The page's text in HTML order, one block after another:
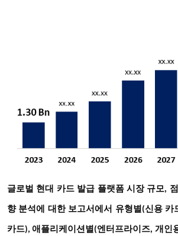
글로벌 현대 카드 발급 플랫폼 시장 규모,
향 분석에 대한 보고서에서 유형별(신용 카
카드), 애플리케이션별(엔터프라이즈, 개인